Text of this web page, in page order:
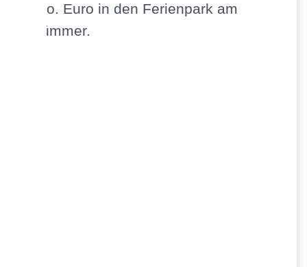
Mio. Euro in den Ferienpark am
Dümmer.